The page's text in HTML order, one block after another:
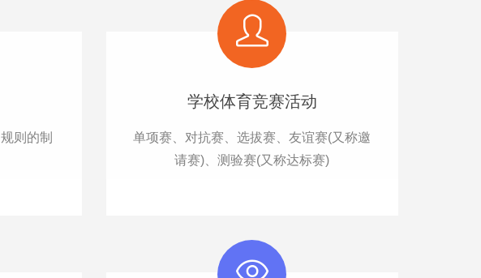
则的制
学校体育竞赛活动
单项赛、对抗赛、选拔赛、友谊赛(又称邀
请赛)、测验赛(又称达标赛)